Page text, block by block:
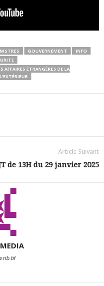
GOUVERNEMENT
INFO
AFFAIRES ÉTRANGÈRES DE LA
Article Suivant
de 13H du 29 janvier 2025